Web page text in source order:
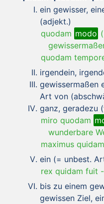
ein gewisser,
(adjekt.)
quodam modo
quodam
irgendein,
gewissermaßen
Art von
ganz, geradezu
miro quodam
wunderbare
maximus quidam
ein (= unbest.
rex quidam fuit -
bis zu einem
gewissen Ziel,